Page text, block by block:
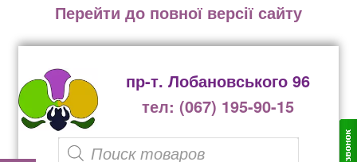
Перейти до повної версії сайту
пр-т. Лобановського 96
тел: (067) 195-90-15
P